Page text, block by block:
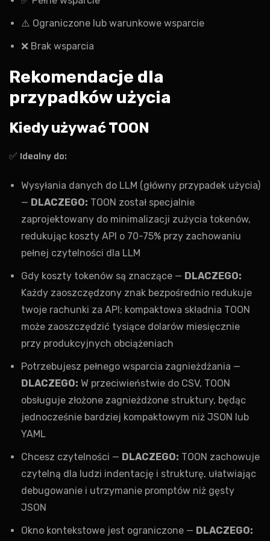
⚠️ Ograniczone lub warunkowe wsparcie
❌ Brak wsparcia
Rekomendacje dla
przypadków użycia
Kiedy używać TOON
✅ Idealny do:
Wysyłania danych do LLM (główny przypadek użycia)
— DLACZEGO: TOON został specjalnie
zaprojektowany do minimalizacji zużycia tokenów,
redukując koszty API o 70-75% przy zachowaniu
pełnej czytelności dla LLM
Gdy koszty tokenów są znaczące — DLACZEGO:
Każdy zaoszczędzony znak bezpośrednio redukuje
twoje rachunki za API; kompaktowa składnia TOON
może zaoszczędzić tysiące dolarów miesięcznie
przy produkcyjnych obciążeniach
Potrzebujesz pełnego wsparcia zagnieżdżania —
DLACZEGO: W przeciwieństwie do CSV, TOON
obsługuje złożone zagnieżdżone struktury, będąc
jednocześnie bardziej kompaktowym niż JSON lub
YAML
Chcesz czytelności — DLACZEGO: TOON zachowuje
czytelną dla ludzi indentację i strukturę, ułatwiając
debugowanie i utrzymanie promptów niż gęsty
JSON
Okno kontekstowe jest ograniczone — DLACZEGO: